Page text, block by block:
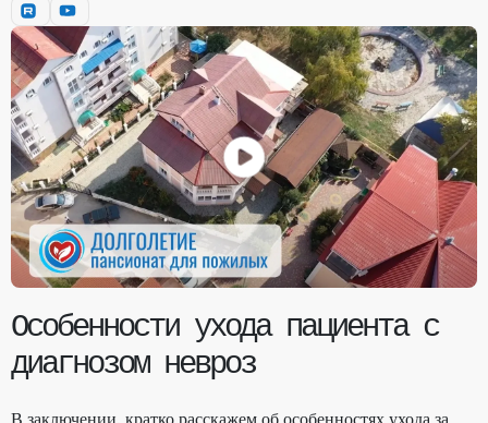
Особенности ухода пациента с
диагнозом невроз
В заключении, кратко расскажем об особенностях ухода за